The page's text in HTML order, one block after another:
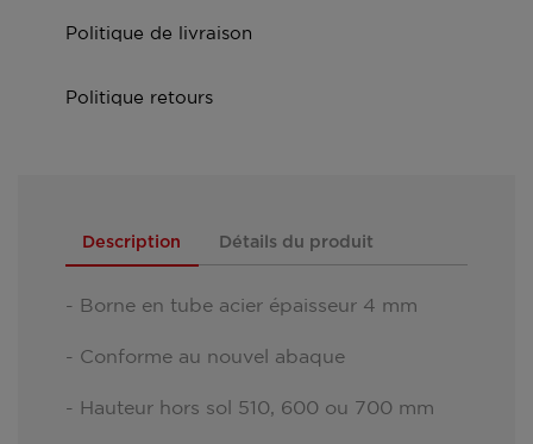
Politique de livraison
Politique retours
Description Détails du produit
- Borne en tube acier épaisseur 4 mm
- Conforme au nouvel abaque
- Hauteur hors sol 510, 600 ou 700 mm